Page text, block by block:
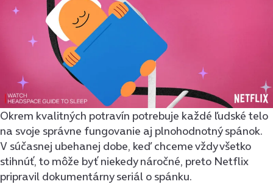
Okrem kvalitných potravín potrebuje každé ľudské telo
na svoje správne fungovanie aj plnohodnotný spánok.
V súčasnej ubehanej dobe, keď chceme vždy všetko
stihnúť, to môže byť niekedy náročné, preto Netflix
pripravil dokumentárny seriál o spánku.